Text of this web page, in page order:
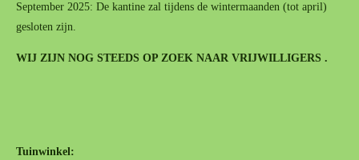
September 2025: De kantine zal tijdens de wintermaanden (tot april)
gesloten zijn.
WIJ ZIJN NOG STEEDS OP ZOEK NAAR VRIJWILLIGERS .
Tuinwinkel: